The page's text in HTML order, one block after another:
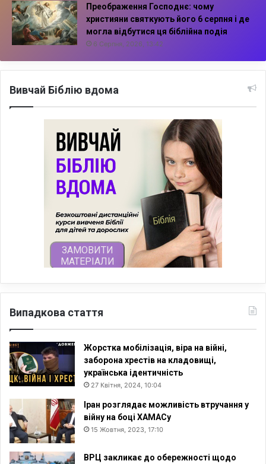
Преображення Господнє: чому
християни святкують його 6 серпня і де
могла відбутися ця біблійна подія
6 Серпня, 2026, 13:42
Вивчай Біблію вдома
Випадкова стаття
Жорстка мобілізація, віра на війні,
заборона хрестів на кладовищі,
українська ідентичність
27 Квітня, 2024, 10:04
Іран розглядає можливість втручання у
війну на боці ХАМАСу
15 Жовтня, 2023, 17:10
ВРЦ закликає до обережності щодо